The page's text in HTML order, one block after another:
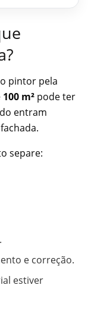
pintor pela
100 m² pode ter
entram
separe:
e correção.
estiver